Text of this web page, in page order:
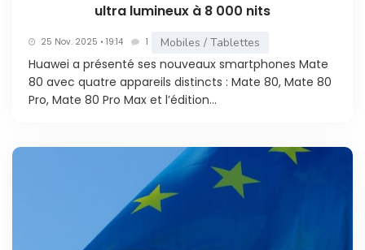
ultra lumineux à 8 000 nits
25 Nov. 2025 • 19:14 1 Mobiles / Tablettes
Huawei a présenté ses nouveaux smartphones Mate
80 avec quatre appareils distincts : Mate 80, Mate 80
Pro, Mate 80 Pro Max et l’édition...